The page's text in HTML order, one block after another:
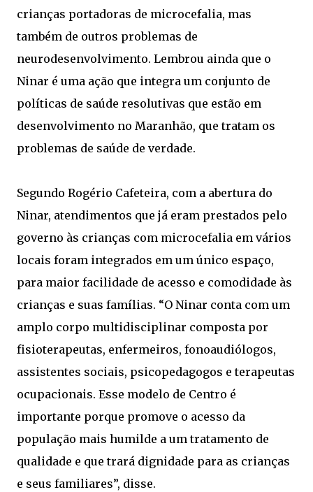
crianças portadoras de microcefalia, mas
também de outros problemas de
neurodesenvolvimento. Lembrou ainda que o
Ninar é uma ação que integra um conjunto de
políticas de saúde resolutivas que estão em
desenvolvimento no Maranhão, que tratam os
problemas de saúde de verdade.
Segundo Rogério Cafeteira, com a abertura do
Ninar, atendimentos que já eram prestados pelo
governo às crianças com microcefalia em vários
locais foram integrados em um único espaço,
para maior facilidade de acesso e comodidade às
crianças e suas famílias. “O Ninar conta com um
amplo corpo multidisciplinar composta por
fisioterapeutas, enfermeiros, fonoaudiólogos,
assistentes sociais, psicopedagogos e terapeutas
ocupacionais. Esse modelo de Centro é
importante porque promove o acesso da
população mais humilde a um tratamento de
qualidade e que trará dignidade para as crianças
e seus familiares”, disse.